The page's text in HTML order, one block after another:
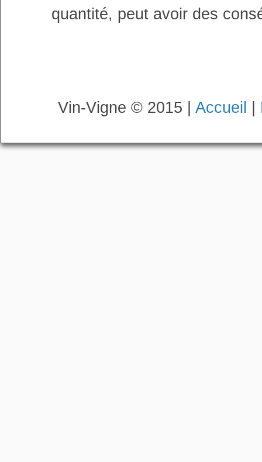
quantité, peut avoir des
Vin-Vigne © 2015 | Accueil